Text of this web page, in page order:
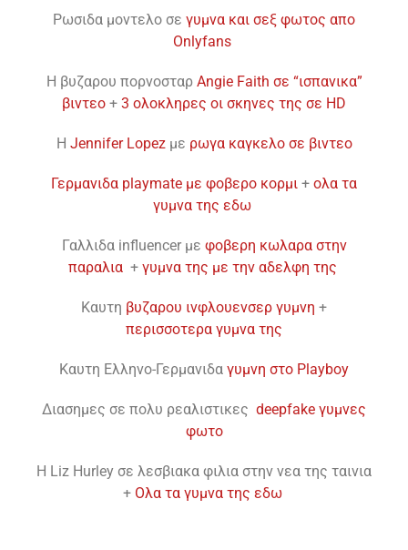
Ρωσιδα μοντελο σε γυμνα και σεξ φωτος απο
Onlyfans
H βυζαρου πορνοσταρ Angie Faith σε “ισπανικα”
βιντεο + 3 ολοκληρες οι σκηνες της σε HD
H Jennifer Lopezμε ρωγα καγκελο σε βιντεο
Γερμανιδα playmate με φοβερο κορμι + ολα τα
γυμνα της εδω
Γαλλιδα influencer με φοβερη κωλαρα στην
παραλια+ γυμνα της με την αδελφη της
Καυτη βυζαρου ινφλουενσερ γυμνη +
περισσοτερα γυμνα της
Kαυτη Eλληνο-Γερμανιδα γυμνη στο Playboy
Διασημες σε πολυ ρεαλιστικες deepfake γυμνες
φωτο
H Liz Hurley σε λεσβιακα φιλια στην νεα της ταινια
+ Ολα τα γυμνα της εδω